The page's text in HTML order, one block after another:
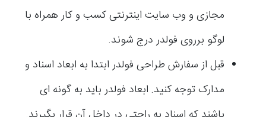
مجازی و وب سایت اینترنتی کسب و کار همراه با
لوگو برروی فولدر درج شوند.
قبل از سفارش طراحی فولدر ابتدا به ابعاد اسناد و
مدارک توجه کنید. ابعاد فولدر باید به گونه ای